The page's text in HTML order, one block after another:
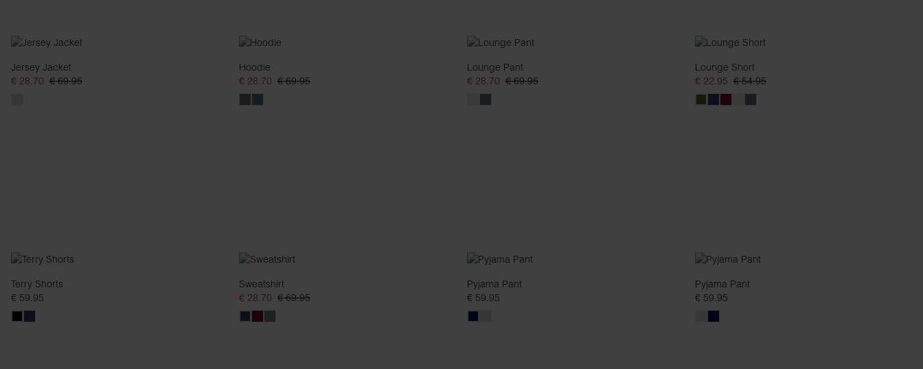
Jersey Jacket
€ 28.70 € 69.95
Hoodie
€ 28.70 € 69.95
Lounge Pant
€ 28.70 € 69.95
Lounge Short
€ 22.95 € 54.95
Terry Shorts
€ 59.95
Sweatshirt
€ 28.70 € 69.95
Pyjama Pant
€ 59.95
Pyjama Pant
€ 59.95